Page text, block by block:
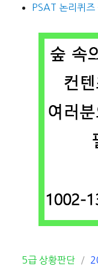
PSAT 논리퀴즈
카
5급 상황판단
태